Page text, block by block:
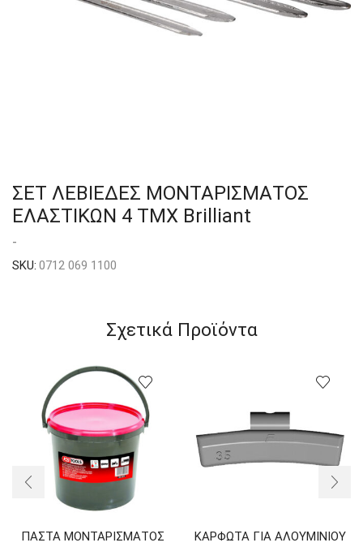
ΣΕΤ ΛΕΒΙΕΔΕΣ ΜΟΝΤΑΡΙΣΜΑΤΟΣ
ΕΛΑΣΤΙΚΩΝ 4 ΤΜΧ Brilliant
-
SKU: 0712 069 1100
Σχετικά Προϊόντα
ΠΑΣΤΑ ΜΟΝΤΑΡΙΣΜΑΤΟΣ
ΚΑΡΦΩΤΑ ΓΙΑ ΑΛΟΥΜΙΝΙΟΥ